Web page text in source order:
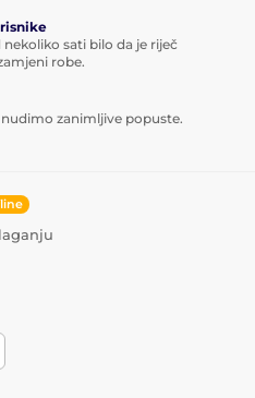
sati bilo da je riječ
robe.
zanimljive popuste.